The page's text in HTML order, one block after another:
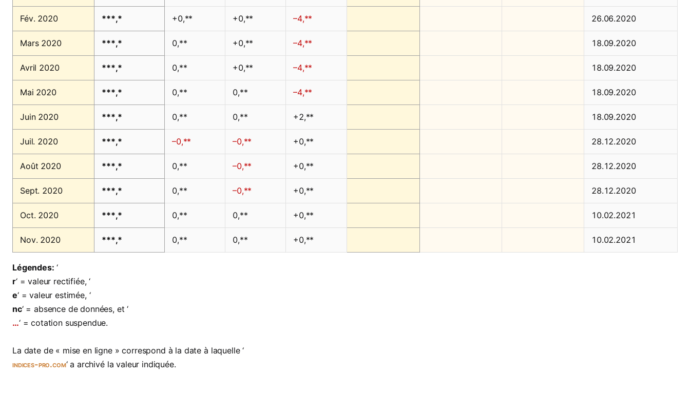
Fév. 2020 ***,* +0,** +0,** –4,** 26.06.2020
Mars 2020 ***,* 0,** +0,** –4,** 18.09.2020
Avril 2020 ***,* 0,** +0,** –4,** 18.09.2020
Mai 2020 ***,* 0,** 0,** –4,** 18.09.2020
Juin 2020 ***,* 0,** 0,** +2,** 18.09.2020
Juil. 2020 ***,* –0,** –0,** +0,** 28.12.2020
Août 2020 ***,* 0,** –0,** +0,** 28.12.2020
Sept. 2020 ***,* 0,** –0,** +0,** 28.12.2020
Oct. 2020 ***,* 0,** 0,** +0,** 10.02.2021
Nov. 2020 ***,* 0,** 0,** +0,** 10.02.2021
Légendes: ‘
r‘ = valeur rectifiée, ‘
e‘ = valeur estimée, ‘
nc‘ = absence de données, et ‘
…‘ = cotation suspendue.
La date de « mise en ligne » correspond à la date à laquelle ‘
indices-pro.com‘ a archivé la valeur indiquée.